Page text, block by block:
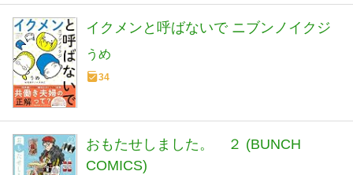
イクメンと呼ばないで ニブンノイクジ
うめ
34
おもたせしました。 ２ (BUNCH
COMICS)